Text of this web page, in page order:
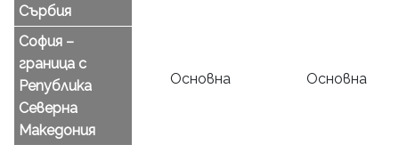
Сърбия
София –
граница с
Република
Северна
Македония
Основна Основна